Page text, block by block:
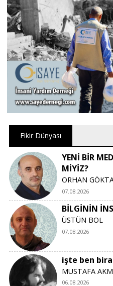
Fikir Dünyası
YENİ BİR
MİYİZ?
ORHAN
07.08.2026
BİLGİNİN
ÜSTÜN BOL
07.08.2026
işte ben
MUSTAFA
06.08.2026